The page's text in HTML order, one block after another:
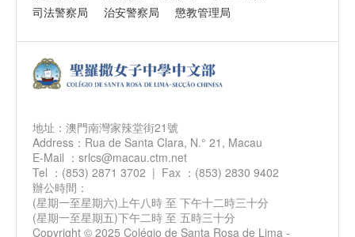
司法警察局
治安警察局 懲教管理局
地址：澳門南灣家辣堂街21號
Address：Rua de Santa Clara, N.° 21, Macau
E-Mail ：srlcs@macau.ctm.net
Tel ：(853) 2871 3702 | Fax ：(853) 2830 9402
辦公時間：
(星期一至星期六)上午八時 至 下午十二時三十分
(星期一至星期五)下午二時 至 五時三十分
Copyright © 2025 Colégio de Santa Rosa de Lima -